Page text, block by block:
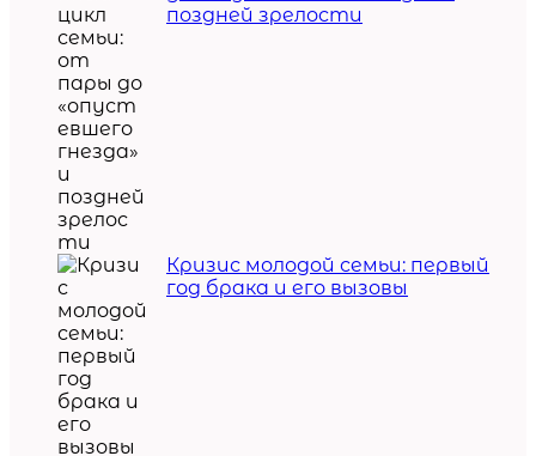
поздней зрелости
Кризис молодой семьи: первый
год брака и его вызовы